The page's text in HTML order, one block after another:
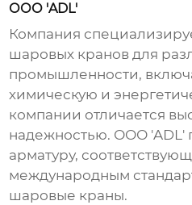
ООО 'ADL'
Компания
шаровых кранов для
промышленности,
химическую и
компании отличается
надежностью. ООО 'ADL'
арматуру,
международным
шаровые краны.